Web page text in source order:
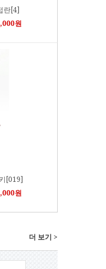
란[4]
원
[019]
원
더 보기 >